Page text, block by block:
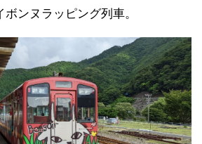
ンヌラッピング列車。